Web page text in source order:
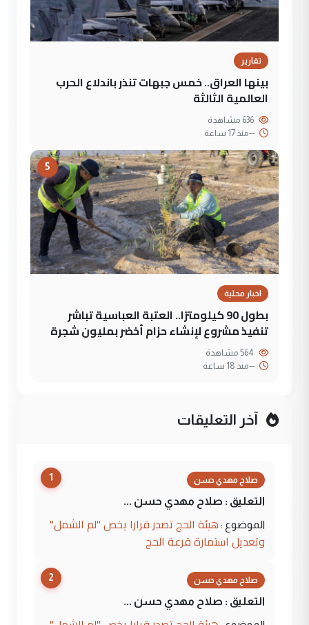
تقارير
بينها العراق.. خمس جبهات تنذر باندلاع الحرب
العالمية الثالثة
--منذ 17 ساعة
5
اخبار محلية
بطول 90 كيلومترًا.. العتبة العباسية تباشر
تنفيذ مشروع لإنشاء حزام أخضر بمليون شجرة
--منذ 18 ساعة
آخر التعليقات
1 صلاح مهدي حسن
التعليق : صلاح مهدي حسن ...
الموضوع : هيئة الحج تصدر قرارا يخص "لم الشمل"
وتعديل استمارة قرعة الحج
2 صلاح مهدي حسن
التعليق : صلاح مهدي حسن ...